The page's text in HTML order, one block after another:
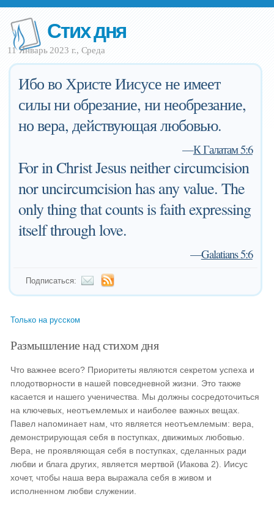
Стих дня
11 Январь 2023 г., Среда
Ибо во Христе Иисусе не имеет
силы ни обрезание, ни необрезание,
но вера, действующая любовью.
—К Галатам 5:6
For in Christ Jesus neither circumcision
nor uncircumcision has any value. The
only thing that counts is faith expressing
itself through love.
—Galatians 5:6
Подписаться:
Только на русском
Размышление над стихом дня
Что важнее всего? Приоритеты являются секретом успеха и
плодотворности в нашей повседневной жизни. Это также
касается и нашего ученичества. Мы должны сосредоточиться
на ключевых, неотъемлемых и наиболее важных вещах.
Павел напоминает нам, что является неотъемлемым: вера,
демонстрирующая себя в поступках, движимых любовью.
Вера, не проявляющая себя в поступках, сделанных ради
любви и блага других, является мертвой (Иакова 2). Иисус
хочет, чтобы наша вера выражала себя в живом и
исполненном любви служении.